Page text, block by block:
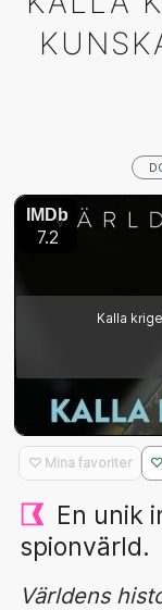
♡ Mina favoriter
En unik
spionvärld.
Världens
Kalla
IMDb
7.2